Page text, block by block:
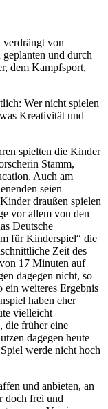
von
und durch
dem Kampfsport,
Wer nicht spielen
Kreativität und
spielten die Kinder
Stamm,
Auch am
seien
draußen spielen
vor allem von den
Deutsche
für Kinderspiel“ die
Zeit des
17 Minuten auf
dagegen nicht, so
ein weiteres Ergebnis
haben eher
vielleicht
die früher eine
dagegen heute
werde nicht hoch
und anbieten, an
doch frei und